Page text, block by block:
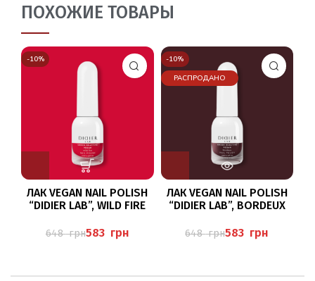
ПОХОЖИЕ ТОВАРЫ
-10%
ЛАК VEGAN NAIL POLISH
“DIDIER LAB”, WILD FIRE
648грн583 грн
-10%
РАСПРОДАНО
ЛАК VEGAN NAIL POLISH
“DIDIER LAB”, BORDEUX
648грн583 грн